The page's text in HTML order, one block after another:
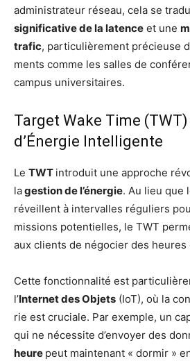
admi­nis­tra­teur réseau, cela se
signi­fi­ca­tive de la latence et une
tra­fic, par­ti­cu­liè­re­ment pré­cieuse
ments comme les salles de
cam­pus universitaires.
Target Wake Time
d’Énergie Intelligente
Le TWT intro­duit une approche
lages­tion de l’éner­gie. Au lieu que
réveillent à inter­valles régu­liers
mis­sions poten­tielles, le TWT
aux clients de négo­cier des
Cette fonc­tion­na­li­té est
l’Inter­net des Objets (IoT), où la
rie est cru­ciale. Par exemple, un
qui ne néces­site d’en­voyer des
heure peut main­te­nant « dor­mir »